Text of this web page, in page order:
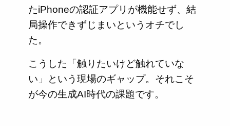
たiPhoneの認証アプリが機能せず、結
局操作できずじまいというオチでし
た。
こうした「触りたいけど触れていな
い」という現場のギャップ。それこそ
が今の生成AI時代の課題です。